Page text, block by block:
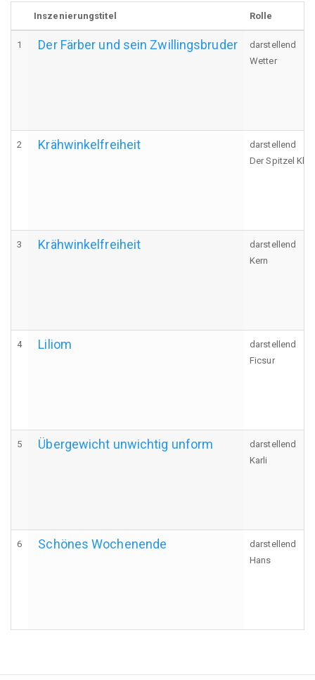
Inszenierungstitel Rolle
1 Der Färber und sein Zwillingsbruder
darstellend
Wetter
2 Krähwinkelfreiheit
darstellend
Der Spitzel
3 Krähwinkelfreiheit
darstellend
Kern
4 Liliom
darstellend
Ficsur
5 Übergewicht unwichtig unform
darstellend
Karli
6 Schönes Wochenende
darstellend
Hans